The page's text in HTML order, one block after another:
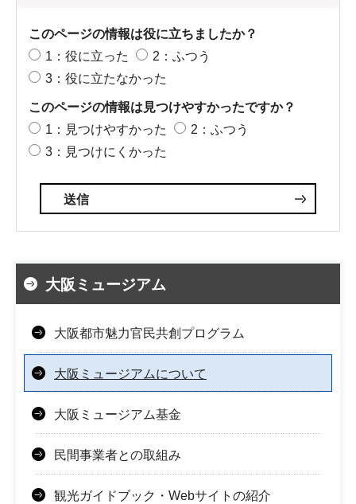
このページの情報は役に立ちましたか？
1：役に立った
2：ふつう
3：役に立たなかった
このページの情報は見つけやすかったですか？
1：見つけやすかった
2：ふつう
3：見つけにくかった
大阪ミュージアム
大阪都市魅力官民共創プログラム
大阪ミュージアムについて
大阪ミュージアム基金
民間事業者との取組み
観光ガイドブック・Webサイトの紹介